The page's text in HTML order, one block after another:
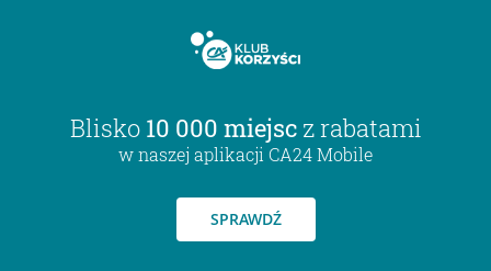
Blisko 10 000 miejsc z rabatami
w naszej aplikacji CA24 Mobile
SPRAWDŹ